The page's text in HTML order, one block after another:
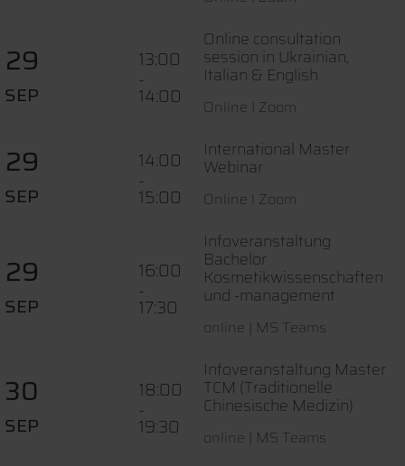
29
SEP
13:00
-
14:00
Online consultation
session in Ukrainian,
Italian & English
Online I Zoom
29
SEP
14:00
-
15:00
International Master
Webinar
Online l Zoom
29
SEP
16:00
-
17:30
Infoveranstaltung
Bachelor
Kosmetikwissenschaften
und -management
online | MS Teams
30
SEP
18:00
-
19:30
Infoveranstaltung Master
TCM (Traditionelle
Chinesische Medizin)
online | MS Teams